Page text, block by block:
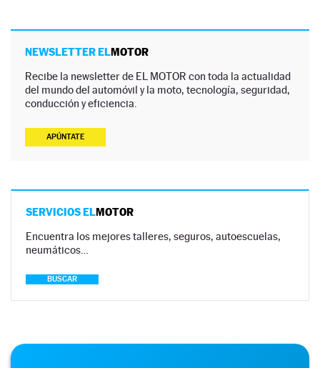
NEWSLETTER ELMOTOR
Recibe la newsletter de EL MOTOR con toda la actualidad
del mundo del automóvil y la moto, tecnología, seguridad,
conducción y eficiencia.
APÚNTATE
SERVICIOS ELMOTOR
Encuentra los mejores talleres, seguros, autoescuelas,
neumáticos…
BUSCAR